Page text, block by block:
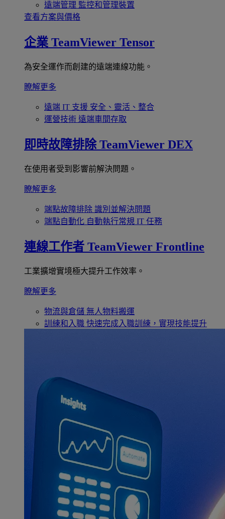
遠端管理 監控和管理裝置
查看方案與價格
企業 TeamViewer Tensor
為安全運作而創建的遠端連線功能。
瞭解更多
遠端 IT 支援 安全、靈活、整合
運營技術 遠端車間存取
即時故障排除 TeamViewer DEX
在使用者受到影響前解決問題。
瞭解更多
端點故障排除 識別並解決問題
端點自動化 自動執行常規 IT 任務
連線工作者 TeamViewer Frontline
工業擴增實境極大提升工作效率。
瞭解更多
物流與倉儲 無人物料搬運
訓練和入職 快速完成入職訓練，實現技能提升